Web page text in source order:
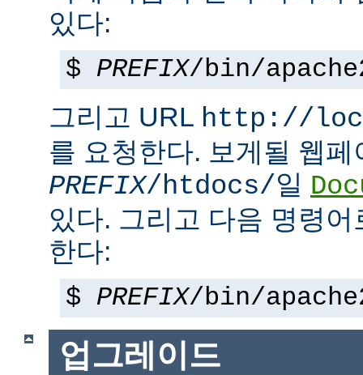
있다:
$ PREFIX/bin/
그리고 URL http://
를 요청한다. 보게될 웹
PREFIX/htdocs/일
있다. 그리고 다음 명령
한다:
$ PREFIX/bin/
업그레이드